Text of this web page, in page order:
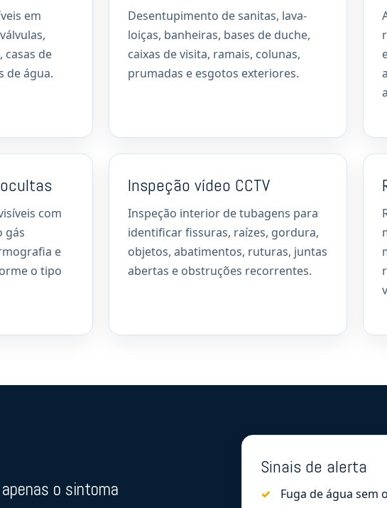
em
casas de
de água.
Desentupimento de sanitas, lava-
loiças, banheiras, bases de duche,
caixas de visita, ramais, colunas,
prumadas e esgotos exteriores.
com
gás
e
o tipo
Inspeção vídeo CCTV
Inspeção interior de tubagens para
identificar fissuras, raízes, gordura,
objetos, abatimentos, ruturas, juntas
abertas e obstruções recorrentes.
o sintoma
Sinais de alerta
Fuga de água sem